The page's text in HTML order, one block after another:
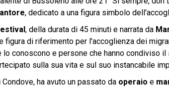
, dedicato a una figura simbolo
, della durata di 45 minuti e narrata da
figura di riferimento per l'accoglienza dei
conoscono e persone che hanno condiviso
sulla sua vita e sul suo instancabile
ha avuto un passato da operaio e